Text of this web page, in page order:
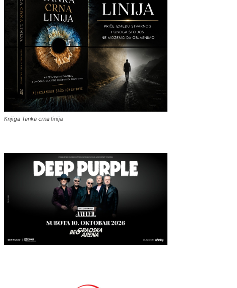
Knjiga Tanka crna linija